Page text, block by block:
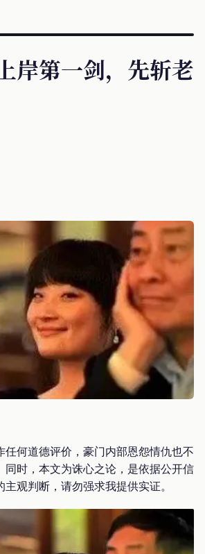
岸第一剑，先斩老
任何道德评价，豪门内部恩怨情仇也不
同时，本文为诛心之论，是依据公开信
观判断，请勿强求我提供实证。